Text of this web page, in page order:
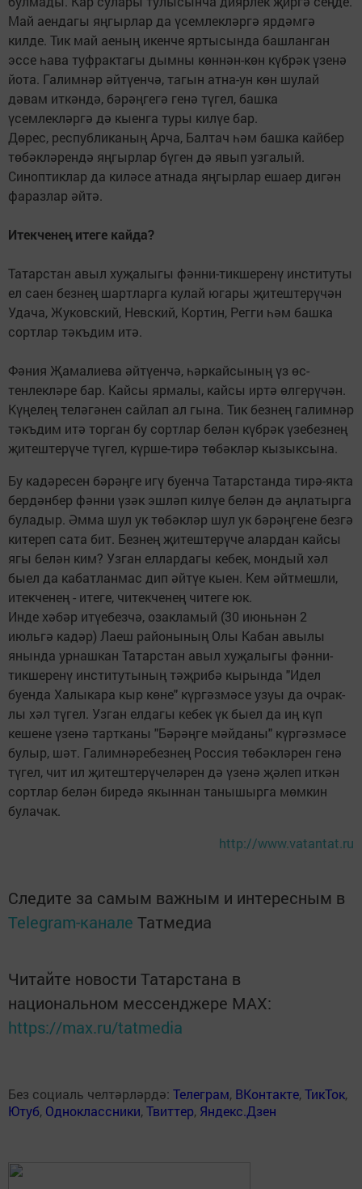
Май аендагы яңгыр­лар да үсемлекләргә яр­дәмгә
килде. Тик май аеның икенче яртысында башланган
эссе һава туфрактагы дымны көннән-көн күбрәк үзенә
йота. Галим­нәр әй­түенчә, тагын атна-ун көн шулай
дәвам иткәндә, бә­рәң­гегә генә түгел, башка
үсемлекләргә дә кыенга туры килүе бар.
Дөрес, республиканың Арча, Балтач һәм башка кай­бер
төбәкләрендә яң­гыр­лар бүген дә явып узгалый.
Синоптиклар да ки­ләсе атнада яңгырлар ешаер дигән
фаразлар әйтә.
Итекченең итеге кайда?
Татарстан авыл хуҗалы­гы фәнни-тикшеренү институты
ел саен безнең шартларга кулай югары җитеш­терүчән
Удача, Жуковский, Невский, Кортин, Регги һәм башка
сортлар тәкъдим итә.
Фәния Җамалиева әй­түен­чә, һәркайсының үз өс­
тенлекләре бар. Кайсы ярмалы, кайсы иртә өл­герү­чән.
Күңелең теләгәнен сайлап ал гына. Тик безнең галимнәр
тәкъдим итә торган бу сортлар белән күбрәк үзебезнең
җитештерүче тү­гел, күрше-тирә төбәкләр кызыксына.
Бу кадәресен бәрәңге игү буенча Татарстанда тирә-якта
бердәнбер фәнни үзәк эшләп килүе белән дә аңлатырга
буладыр. Әмма шул ук төбәкләр шул ук бәрәңгене безгә
китереп сата бит. Безнең җитеште­рүче алардан кайсы
ягы белән ким? Узган еллардагы кебек, мондый хәл
быел да кабатланмас дип әйтүе кыен. Кем әйтмешли,
итек­ченең - итеге, читекченең читеге юк.
Инде хәбәр итүебезчә, озакламый (30 июньнән 2
июльгә кадәр) Лаеш райо­нының Олы Кабан авылы
янында урнашкан Татарстан авыл хуҗалыгы фәнни-
тик­шеренү институтының тәҗ­рибә кырында "Идел
буенда Халыкара кыр кө­не" күргәзмәсе узуы да очрак­
лы хәл түгел. Узган елдагы кебек үк быел да иң күп
кешене үзенә тартканы "Бә­рәңге мәйданы" күргәзмәсе
булыр, шәт. Галимнәре­без­нең Россия төбәкләрен генә
түгел, чит ил җитеш­терү­че­ләрен дә үзенә җәлеп иткән
сортлар белән би­редә якын­нан танышырга мөм­кин
булачак.
http://www.vatantat.ru
Следите за самым важным и интересным в
Telegram-канале Татмедиа
Читайте новости Татарстана в
национальном мессенджере MАХ:
https://max.ru/tatmedia
Без социаль челтәрләрдә: Телеграм, ВКонтакте,ТикТок,
Ютуб, Одноклассники,Твиттер, Яндекс.Дзен